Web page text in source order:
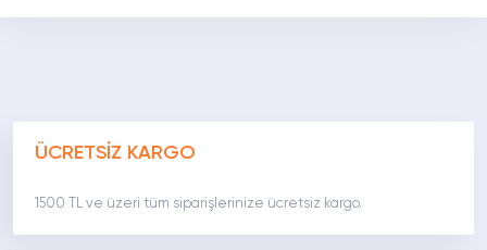
ÜCRETSİZ KARGO
1500 TL ve üzeri tüm siparişlerinize ücretsiz kargo.